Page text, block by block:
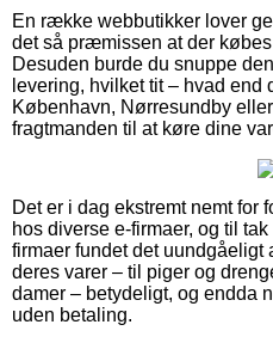
En række webbutikker lover
det så præmissen at der
Desuden burde du snuppe
levering, hvilket tit – hvad
København, Nørresundby
fragtmanden til at køre dine
Det er i dag ekstremt nemt for
hos diverse e-firmaer, og til
firmaer fundet det
deres varer – til piger og
damer – betydeligt, og endda
uden betaling.